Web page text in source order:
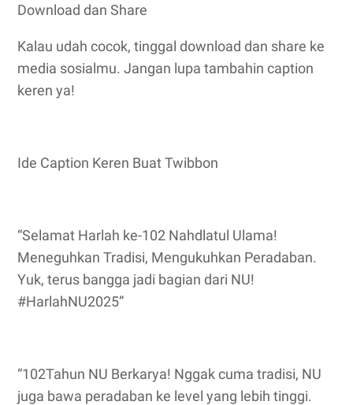
Download dan Share
Kalau udah cocok, tinggal download dan share ke
media sosialmu. Jangan lupa tambahin caption
keren ya!
Ide Caption Keren Buat Twibbon
“Selamat Harlah ke-102 Nahdlatul Ulama!
Meneguhkan Tradisi, Mengukuhkan Peradaban.
Yuk, terus bangga jadi bagian dari NU!
#HarlahNU2025”
“102Tahun NU Berkarya! Nggak cuma tradisi, NU
juga bawa peradaban ke level yang lebih tinggi.